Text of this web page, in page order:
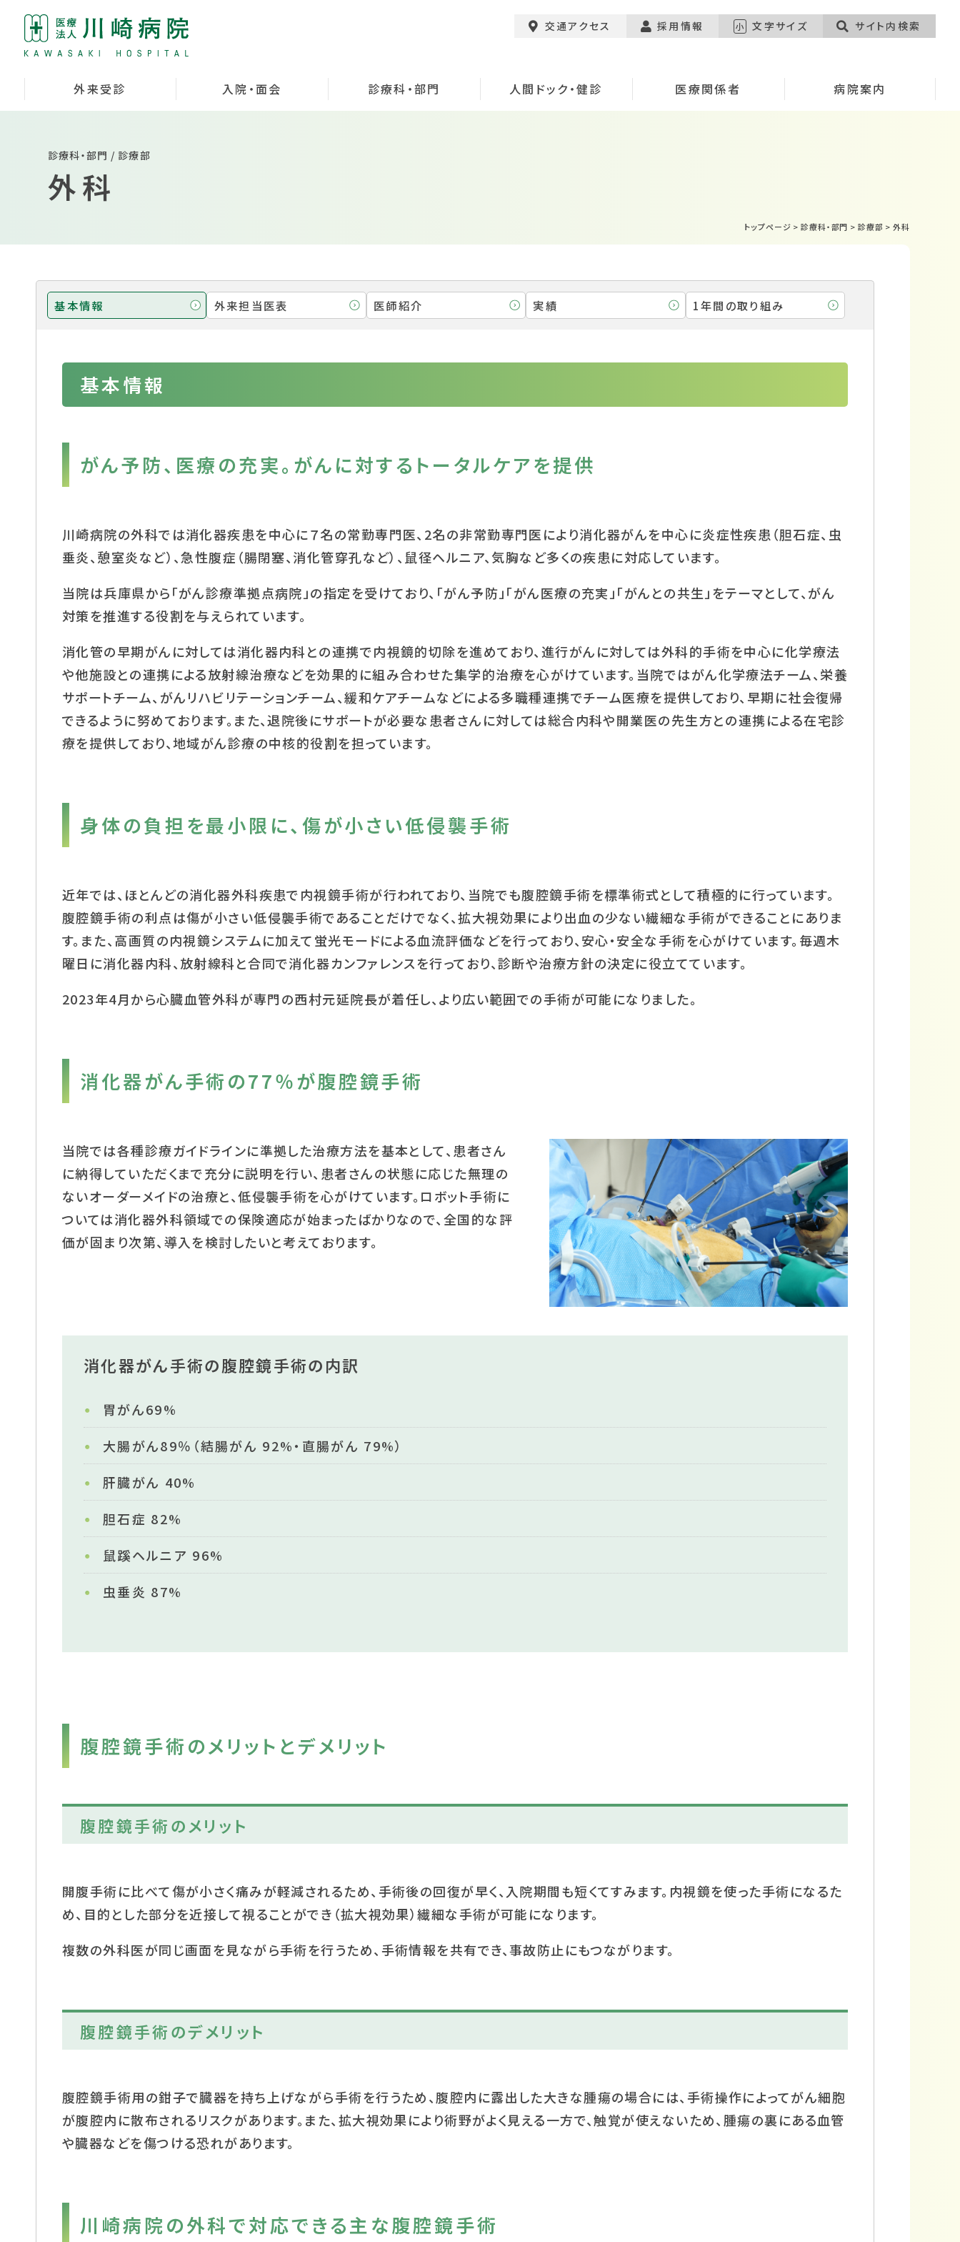
交通アクセス 採用情報 小 文字サイズ サイト内検索
外来受診 入院・面会 診療科・部門 人間ドック・健診 医療関係者 病院案内
診療科・部門 / 診療部
外科
トップページ >診療科・部門 > 診療部 >外科
基本情報 外来担当医表 医師紹介 実績 1年間の取り組み
基本情報
がん予防、医療の充実。がんに対するトータルケアを提供
川崎病院の外科では消化器疾患を中心に７名の常勤専門医、2名の非常勤専門医により消化器がんを中心に炎症性疾患（胆石症、虫
垂炎、憩室炎など）、急性腹症（腸閉塞、消化管穿孔など）、鼠径ヘルニア、気胸など多くの疾患に対応しています。
当院は兵庫県から「がん診療準拠点病院」の指定を受けており、「がん予防」「がん医療の充実」「がんとの共生」をテーマとして、がん
対策を推進する役割を与えられています。
消化管の早期がんに対しては消化器内科との連携で内視鏡的切除を進めており、進行がんに対しては外科的手術を中心に化学療法
や他施設との連携による放射線治療などを効果的に組み合わせた集学的治療を心がけています。当院ではがん化学療法チーム、栄養
サポートチーム、がんリハビリテーションチーム、緩和ケアチームなどによる多職種連携でチーム医療を提供しており、早期に社会復帰
できるように努めております。また、退院後にサポートが必要な患者さんに対しては総合内科や開業医の先生方との連携による在宅診
療を提供しており、地域がん診療の中核的役割を担っています。
身体の負担を最小限に、傷が小さい低侵襲手術
近年では、ほとんどの消化器外科疾患で内視鏡手術が行われており、当院でも腹腔鏡手術を標準術式として積極的に行っています。
腹腔鏡手術の利点は傷が小さい低侵襲手術であることだけでなく、拡大視効果により出血の少ない繊細な手術ができることにありま
す。また、高画質の内視鏡システムに加えて蛍光モードによる血流評価などを行っており、安心・安全な手術を心がけています。毎週木
曜日に消化器内科、放射線科と合同で消化器カンファレンスを行っており、診断や治療方針の決定に役立てています。
2023年4月から心臓血管外科が専門の西村元延院長が着任し、より広い範囲での手術が可能になりました。
消化器がん手術の77％が腹腔鏡手術
当院では各種診療ガイドラインに準拠した治療方法を基本として、患者さん
に納得していただくまで充分に説明を行い、患者さんの状態に応じた無理の
ないオーダーメイドの治療と、低侵襲手術を心がけています。ロボット手術に
ついては消化器外科領域での保険適応が始まったばかりなので、全国的な評
価が固まり次第、導入を検討したいと考えております。
消化器がん手術の腹腔鏡手術の内訳
胃がん69%
大腸がん89％（結腸がん 92%・直腸がん 79%）
肝臓がん 40%
胆石症 82%
鼠蹊ヘルニア 96%
虫垂炎 87%
腹腔鏡手術のメリットとデメリット
腹腔鏡手術のメリット
開腹手術に比べて傷が小さく痛みが軽減されるため、手術後の回復が早く、入院期間も短くてすみます。内視鏡を使った手術になるた
め、目的とした部分を近接して視ることができ（拡大視効果）繊細な手術が可能になります。
複数の外科医が同じ画面を見ながら手術を行うため、手術情報を共有でき、事故防止にもつながります。
腹腔鏡手術のデメリット
腹腔鏡手術用の鉗子で臓器を持ち上げながら手術を行うため、腹腔内に露出した大きな腫瘍の場合には、手術操作によってがん細胞
が腹腔内に散布されるリスクがあります。また、拡大視効果により術野がよく見える一方で、触覚が使えないため、腫瘍の裏にある血管
や臓器などを傷つける恐れがあります。
川崎病院の外科で対応できる主な腹腔鏡手術